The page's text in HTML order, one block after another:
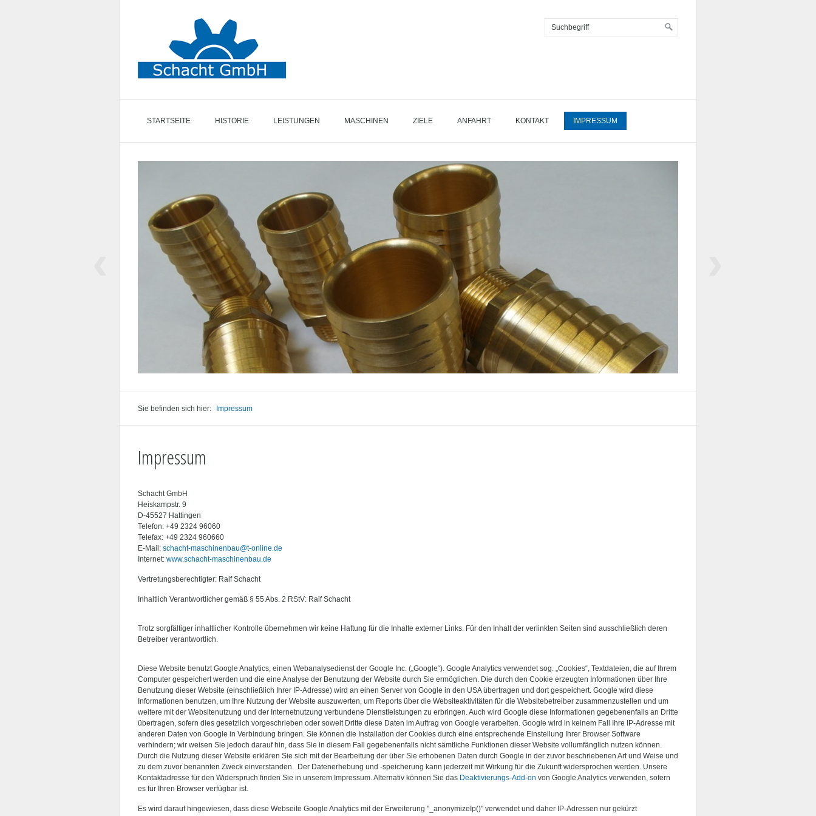
STARTSEITE HISTORIE LEISTUNGEN MASCHINEN ZIELE ANFAHRT KONTAKT IMPRESSUM
Sie befinden sich hier: Impressum
Impressum
Schacht GmbH
Heiskampstr. 9
D-45527 Hattingen
Telefon: +49 2324 96060
Telefax: +49 2324 960660
E-Mail: schacht-maschinenbau@t-online.de
Internet: www.schacht-maschinenbau.de
Vertretungsberechtigter: Ralf Schacht
Inhaltlich Verantwortlicher gemäß § 55 Abs. 2 RStV: Ralf Schacht
Trotz sorgfältiger inhaltlicher Kontrolle übernehmen wir keine Haftung für die Inhalte externer Links. Für den Inhalt der verlinkten Seiten sind ausschließlich deren
Betreiber verantwortlich.
Diese Website benutzt Google Analytics, einen Webanalysedienst der Google Inc. („Google“). Google Analytics verwendet sog. „Cookies“, Textdateien, die auf Ihrem
Computer gespeichert werden und die eine Analyse der Benutzung der Website durch Sie ermöglichen. Die durch den Cookie erzeugten Informationen über Ihre
Benutzung dieser Website (einschließlich Ihrer IP-Adresse) wird an einen Server von Google in den USA übertragen und dort gespeichert. Google wird diese
Informationen benutzen, um Ihre Nutzung der Website auszuwerten, um Reports über die Websiteaktivitäten für die Websitebetreiber zusammenzustellen und um
weitere mit der Websitenutzung und der Internetnutzung verbundene Dienstleistungen zu erbringen. Auch wird Google diese Informationen gegebenenfalls an Dritte
übertragen, sofern dies gesetzlich vorgeschrieben oder soweit Dritte diese Daten im Auftrag von Google verarbeiten. Google wird in keinem Fall Ihre IP-Adresse mit
anderen Daten von Google in Verbindung bringen. Sie können die Installation der Cookies durch eine entsprechende Einstellung Ihrer Browser Software
verhindern; wir weisen Sie jedoch darauf hin, dass Sie in diesem Fall gegebenenfalls nicht sämtliche Funktionen dieser Website vollumfänglich nutzen können.
Durch die Nutzung dieser Website erklären Sie sich mit der Bearbeitung der über Sie erhobenen Daten durch Google in der zuvor beschriebenen Art und Weise und
zu dem zuvor benannten Zweck einverstanden. Der Datenerhebung und -speicherung kann jederzeit mit Wirkung für die Zukunft widersprochen werden. Unsere
Kontaktadresse für den Widerspruch finden Sie in unserem Impressum. Alternativ können Sie das Deaktivierungs-Add-on von Google Analytics verwenden, sofern
es für Ihren Browser verfügbar ist.
Es wird darauf hingewiesen, dass diese Webseite Google Analytics mit der Erweiterung "_anonymizeIp()" verwendet und daher IP-Adressen nur gekürzt